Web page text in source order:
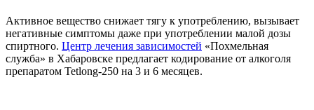
Активное вещество снижает тягу к употреблению, вызывает
негативные симптомы даже при употреблении малой дозы
спиртного. Центр лечения зависимостей «Похмельная
служба» в Хабаровске предлагает кодирование от алкоголя
препаратом Tetlong-250 на 3 и 6 месяцев.